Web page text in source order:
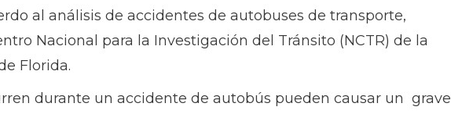
al análisis de accidentes de autobuses de transporte,
Nacional para la Investigación del Tránsito (NCTR) de la
Florida.
durante un accidente de autobús pueden causar un grave